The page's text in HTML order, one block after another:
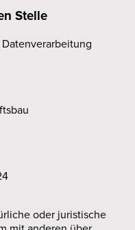
Stelle
oder juristische